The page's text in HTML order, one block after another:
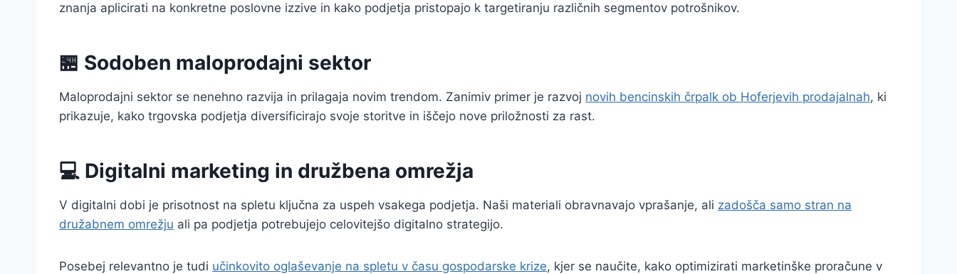
znanja aplicirati na konkretne poslovne izzive in kako podjetja pristopajo k targetiranju različnih segmentov potrošnikov.
🏪 Sodoben maloprodajni sektor
Maloprodajni sektor se nenehno razvija in prilagaja novim trendom. Zanimiv primer je razvoj novih bencinskih črpalk ob Hoferjevih prodajalnah, ki
prikazuje, kako trgovska podjetja diversificirajo svoje storitve in iščejo nove priložnosti za rast.
💻 Digitalni marketing in družbena omrežja
V digitalni dobi je prisotnost na spletu ključna za uspeh vsakega podjetja. Naši materiali obravnavajo vprašanje, ali zadošča samo stran na
družabnem omrežju ali pa podjetja potrebujejo celovitejšo digitalno strategijo.
Posebej relevantno je tudi učinkovito oglaševanje na spletu v času gospodarske krize, kjer se naučite, kako optimizirati marketinške proračune v